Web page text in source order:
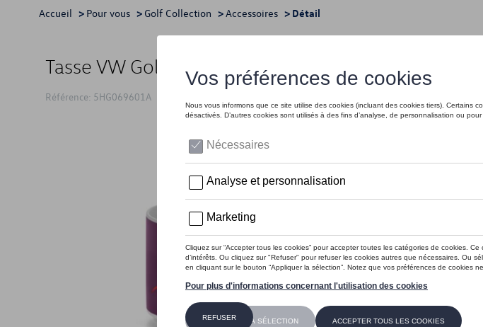
Accueil > Pour vous > Golf Collection >Accessoires > Détail
Tasse VW Golf 1982
Référence: 5HG069601A